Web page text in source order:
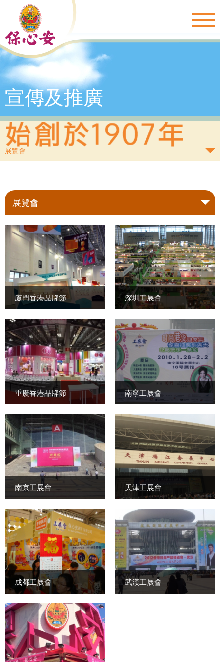
宣傳及推廣
展覽會
展覽會
廈門香港品牌節 深圳工展會
重慶香港品牌節 南寧工展會
南京工展會 天津工展會
成都工展會 武漢工展會